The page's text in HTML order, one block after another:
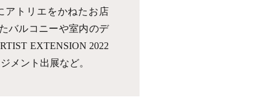
アトリエをかねたお店
バルコニーや室内のデ
EXTENSION 2022
メント出展など。